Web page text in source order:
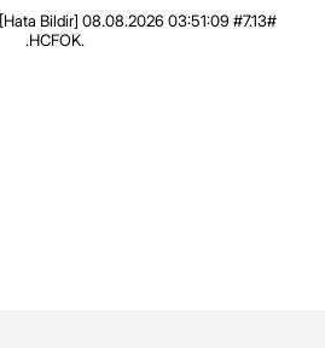
[Hata Bildir] 08.08.2026 03:51:09 #7.13#
.HCFOK.